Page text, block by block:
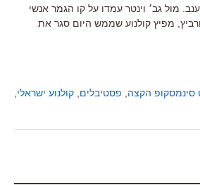
מול גב׳ וינטר עמדו על קו הגמר אנשי
מפיץ קולנוע שממש היום סגר את
סינמסקופ הקצה פסטיבלים קולנוע ישראלי